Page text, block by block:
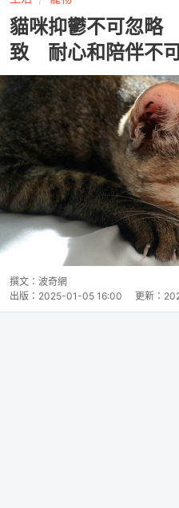
貓咪抑鬱不可忽略
致 耐心和陪伴不
撰文： 波奇網
出版： 2025-01-05 16:00 更新：